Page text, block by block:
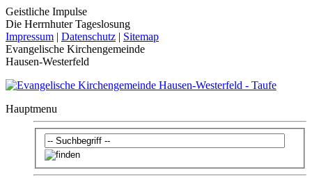
Geistliche Impulse
Die Herrnhuter Tageslosung
Impressum | Datenschutz | Sitemap
Evangelische Kirchengemeinde
Hausen-Westerfeld
Hauptmenu